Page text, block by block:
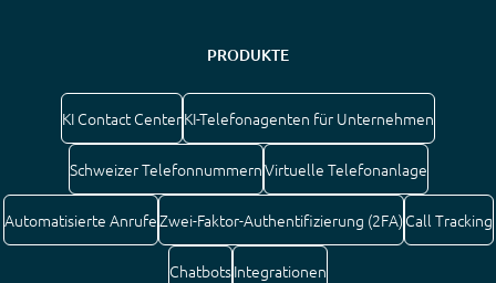
PRODUKTE
KI Contact CenterKI-Telefonagenten für Unternehmen
Schweizer TelefonnummernVirtuelle Telefonanlage
Automatisierte AnrufeZwei-Faktor-Authentifizierung (2FA)Call Tracking
ChatbotsIntegrationen